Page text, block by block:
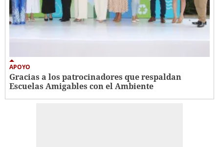
APOYO
Gracias a los patrocinadores que respaldan
Escuelas Amigables con el Ambiente